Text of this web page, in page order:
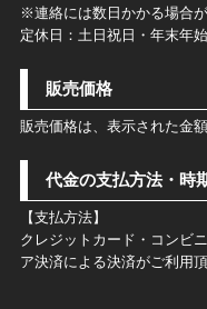
※連絡には数日かかる場合
定休日：土日祝日・年末年始
販売価格
販売価格は、表示された金
代金の支払方法・時
【支払方法】
クレジットカード・コンビ
ア決済による決済がご利用頂